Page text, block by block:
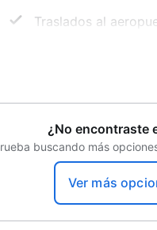
Traslados al
¿No encontraste
buscando más
Ver más